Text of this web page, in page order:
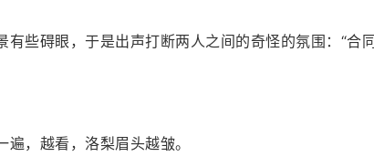
些碍眼，于是出声打断两人之间的奇怪的氛围：“合
，越看，洛梨眉头越皱。